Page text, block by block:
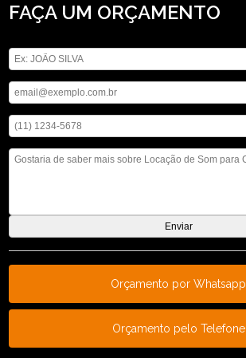
FAÇA UM ORÇAMENTO
Orçamento por Whatsapp
Orçamento pelo Telefone